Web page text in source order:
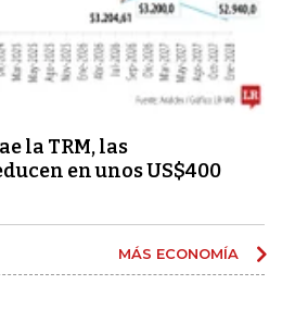
la TRM, las
en unos US$400
MÁS ECONOMÍA